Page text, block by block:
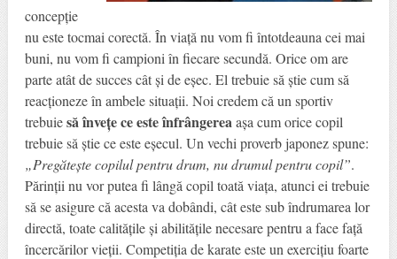
concepție
nu este tocmai corectă. În viață nu vom fi întotdeauna cei mai
buni, nu vom fi campioni în fiecare secundă. Orice om are
parte atât de succes cât și de eșec. El trebuie să știe cum să
reacționeze în ambele situații. Noi credem că un sportiv
trebuiesă învețe ce este înfrângereaașa cum orice copil
trebuie să știe ce este eșecul. Un vechi proverb japonez spune:
„Pregătește copilul pentru drum, nu drumul pentru copil”.
Părinții nu vor putea fi lângă copil toată viața, atunci ei trebuie
să se asigure că acesta va dobândi, cât este sub îndrumarea lor
directă, toate calitățile și abilitățile necesare pentru a face față
încercărilor vieții. Competiția de karate este un exercițiu foarte